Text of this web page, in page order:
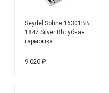
Seydel Sohne 16301BB
1847 Silver Bb Губная
гармошка
9 020 ₽